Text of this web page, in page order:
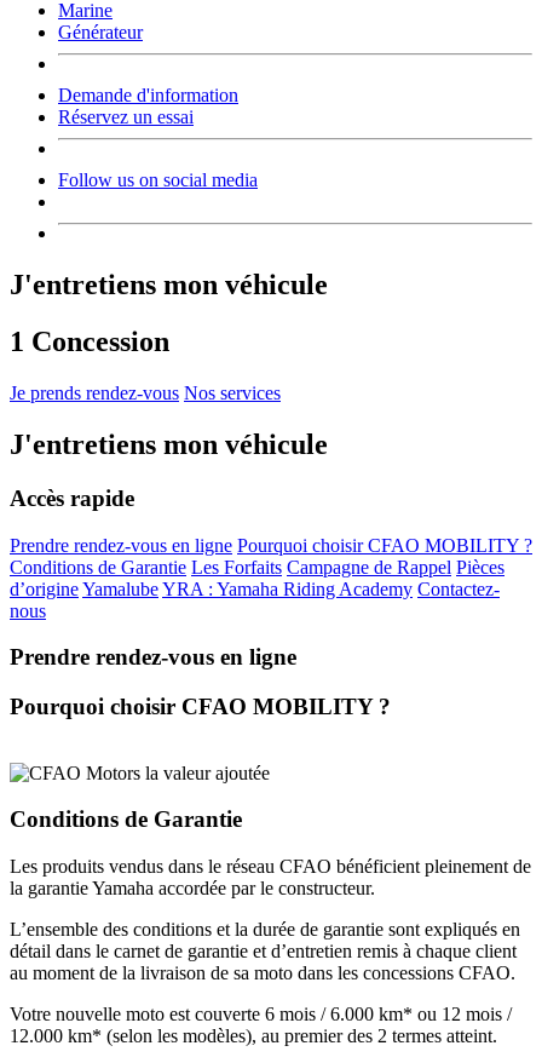
Marine
Générateur
Demande d'information
Réservez un essai
Follow us on social media
J'entretiens mon véhicule
1 Concession
Je prends rendez-vous Nos services
J'entretiens mon véhicule
Accès rapide
Prendre rendez-vous en ligne Pourquoi choisir CFAO MOBILITY ?
Conditions de Garantie Les Forfaits Campagne de Rappel Pièces
d’origineYamalubeYRA : Yamaha Riding Academy Contactez-
nous
Prendre rendez-vous en ligne
Pourquoi choisir CFAO MOBILITY ?
Conditions de Garantie
Les produits vendus dans le réseau CFAO bénéficient pleinement de
la garantie Yamaha accordée par le constructeur.
L’ensemble des conditions et la durée de garantie sont expliqués en
détail dans le carnet de garantie et d’entretien remis à chaque client
au moment de la livraison de sa moto dans les concessions CFAO.
Votre nouvelle moto est couverte 6 mois / 6.000 km* ou 12 mois /
12.000 km* (selon les modèles), au premier des 2 termes atteint.